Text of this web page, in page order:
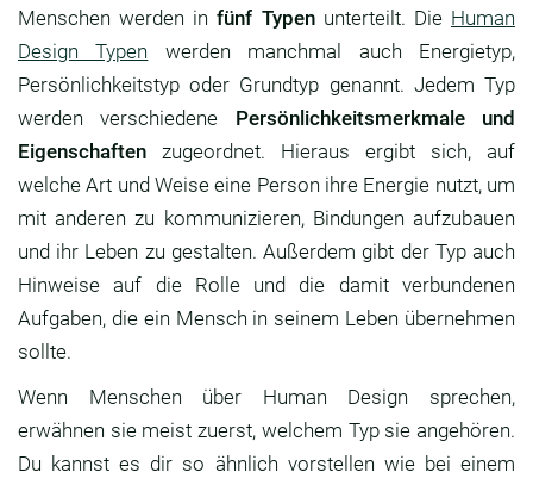
Menschen werden infünf Typenunterteilt. Die Human
Design Typen werden manchmal auch Energietyp,
Persönlichkeitstyp oder Grundtyp genannt. Jedem Typ
werden verschiedene Persönlichkeitsmerkmale und
Eigenschaften zugeordnet. Hieraus ergibt sich, auf
welche Art und Weise eine Person ihre Energie nutzt, um
mit anderen zu kommunizieren, Bindungen aufzubauen
und ihr Leben zu gestalten. Außerdem gibt der Typ auch
Hinweise auf die Rolle und die damit verbundenen
Aufgaben, die ein Mensch in seinem Leben übernehmen
sollte.
Wenn Menschen über Human Design sprechen,
erwähnen sie meist zuerst, welchem Typ sie angehören.
Du kannst es dir so ähnlich vorstellen wie bei einem